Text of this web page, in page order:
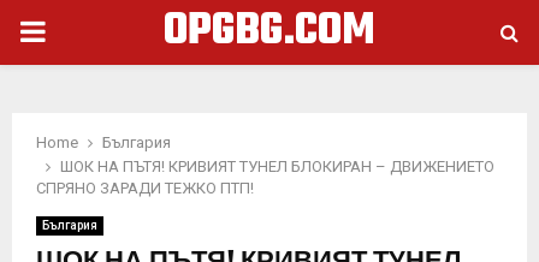
PRIMARY
OPGBG.COM
Home
България
ШОК НА ПЪТЯ! КРИВИЯТ ТУНЕЛ БЛОКИРАН – ДВИЖЕНИЕТО
СПРЯНО ЗАРАДИ ТЕЖКО ПТП!
България